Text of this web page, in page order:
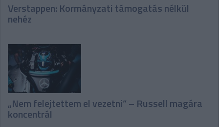
Verstappen: Kormányzati támogatás nélkül
nehéz
„Nem felejtettem el vezetni” – Russell magára
koncentrál